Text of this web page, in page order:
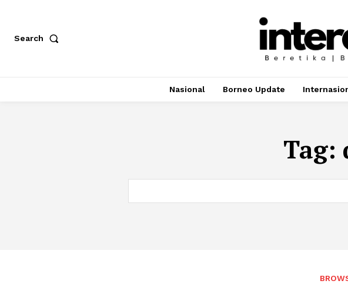
Search
Nasional Borneo Update
Tag: